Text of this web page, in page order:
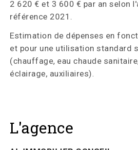
2 620 € et 3 600 € par an selon
référence 2021.
Estimation de dépenses en
et pour une utilisation standard
(chauffage, eau chaude
éclairage, auxiliaires).
L'agence